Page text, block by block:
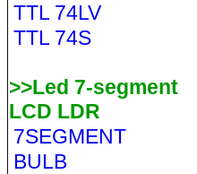
TTL 74LV
TTL 74S
>>Led 7-segment
LCD LDR
7SEGMENT
BULB